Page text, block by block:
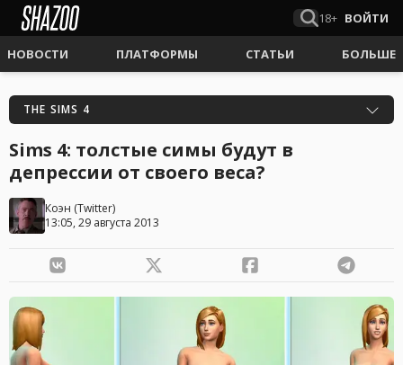
18+ ВОЙТИ
НОВОСТИ ПЛАТФОРМЫ СТАТЬИ БОЛЬШЕ
THE SIMS 4
Sims 4: толстые симы будут в
депрессии от своего веса?
Коэн (Twitter)
13:05, 29 августа 2013